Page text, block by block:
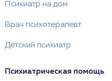
Психиатр на дом
Врач психотерапевт
Детский психиатр
Психиатрическая помощь